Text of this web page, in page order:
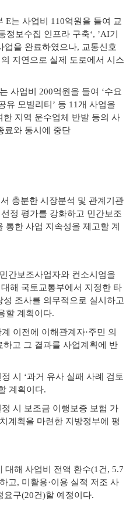
E는 사업비 110억원을 들여 교
보수집 인프라 구축‘, ’AI기
업을 완료하였으나, 교통신호
지연으로 실제 도로에서 시스
사업비 200억원을 들여 ‘수요
유 모빌리티’ 등 11개 사업을
지역 운수업체 반발 등의 사
료와 동시에 중단
충분한 시장분석 및 관계기관
정 평가를 강화하고 민간보조
통한 사업 지속성을 제고할 계
간보조사업자와 컨소시엄을
해 국토교통부에서 지정한 타
조사를 의무적으로 실시하고
할 계획이다.
이전에 이해관계자·주민 의
고 그 결과를 사업계획에 반
시 ‘과거 유사 실패 사례 검토
계획이다.
시 보조금 이행보증 보험 가
계획을 마련한 지방정부에 평
대해 사업비 전액 환수(1건, 5.7
고, 미활용·이용 실적 저조 사
요구(20건)할 예정이다.